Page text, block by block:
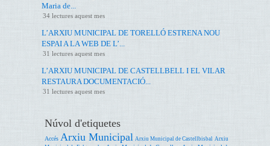
Maria de...
34 lectures aquest mes
L’ARXIU MUNICIPAL DE TORELLÓ ESTRENA NOU
ESPAI A LA WEB DE L’...
31 lectures aquest mes
L’ARXIU MUNICIPAL DE CASTELLBELL I EL VILAR
RESTAURA DOCUMENTACIÓ...
31 lectures aquest mes
Núvol d'etiquetes
Accés Arxiu Municipal Arxiu Municipal de Castellbisbal Arxiu